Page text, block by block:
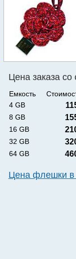
Цена заказа со
Емкость
4 GB
8 GB
16 GB
32 GB
64 GB
Цена флешки в